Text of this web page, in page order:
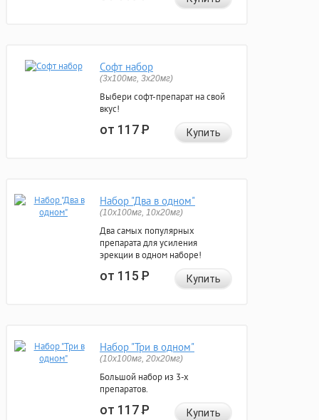
Софт набор
(3x100мг, 3x20мг)
Выбери софт-препарат на свой
вкус!
от 117Р Купить
Набор "Два в одном"
(10x100мг, 10x20мг)
Два самых популярных
препарата для усиления
эрекции в одном наборе!
от 115Р Купить
Набор "Три в одном"
(10x100мг, 20x20мг)
Большой набор из 3-х
препаратов.
от 117Р Купить